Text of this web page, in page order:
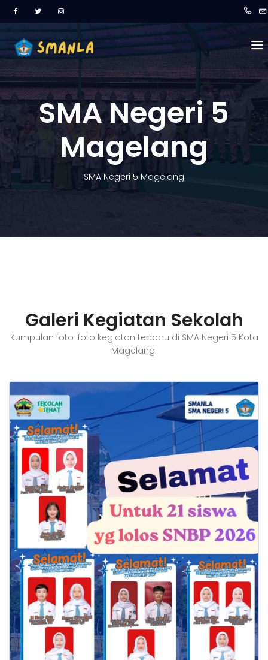
SMA Negeri 5
Magelang
SMA Negeri 5 Magelang
Galeri Kegiatan Sekolah
Kumpulan foto-foto kegiatan terbaru di SMA Negeri 5 Kota
Magelang.